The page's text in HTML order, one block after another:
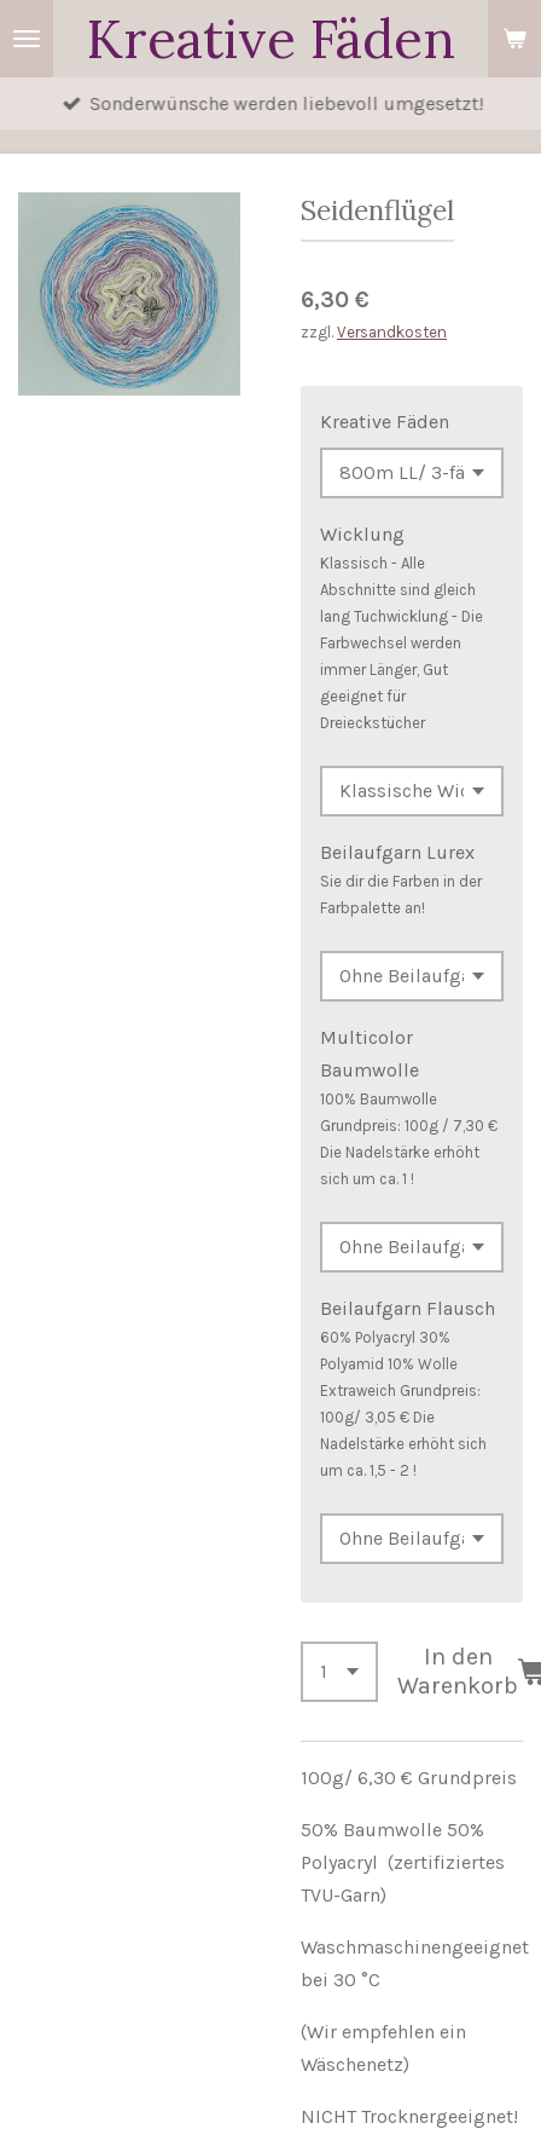
Zum
Hauptinhalt
springen
Kreative Fäden
Sonderwünsche werden liebevoll umgesetzt!
Seidenflügel
6,30 €
zzgl. Versandkosten
Kreative Fäden
Wicklung
Klassisch - Alle
Abschnitte sind gleich
lang Tuchwicklung - Die
Farbwechsel werden
immer Länger, Gut
geeignet für
Dreieckstücher
Beilaufgarn Lurex
Sie dir die Farben in der
Farbpalette an!
Multicolor
Baumwolle
100% Baumwolle
Grundpreis: 100g / 7,30 €
Die Nadelstärke erhöht
sich um ca. 1 !
Beilaufgarn Flausch
60% Polyacryl 30%
Polyamid 10% Wolle
Extraweich Grundpreis:
100g/ 3,05 € Die
Nadelstärke erhöht sich
um ca. 1,5 - 2 !
In den
Warenkorb
100g/ 6,30 € Grundpreis
50% Baumwolle 50%
Polyacryl (zertifiziertes
TVU-Garn)
Waschmaschinengeeignet
bei 30 °C
(Wir empfehlen ein
Wäschenetz)
NICHT Trocknergeeignet!